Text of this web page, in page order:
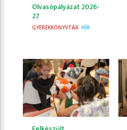
Olvasópályázat 2026-
27
GYEREKKÖNYVTÁR HÍR